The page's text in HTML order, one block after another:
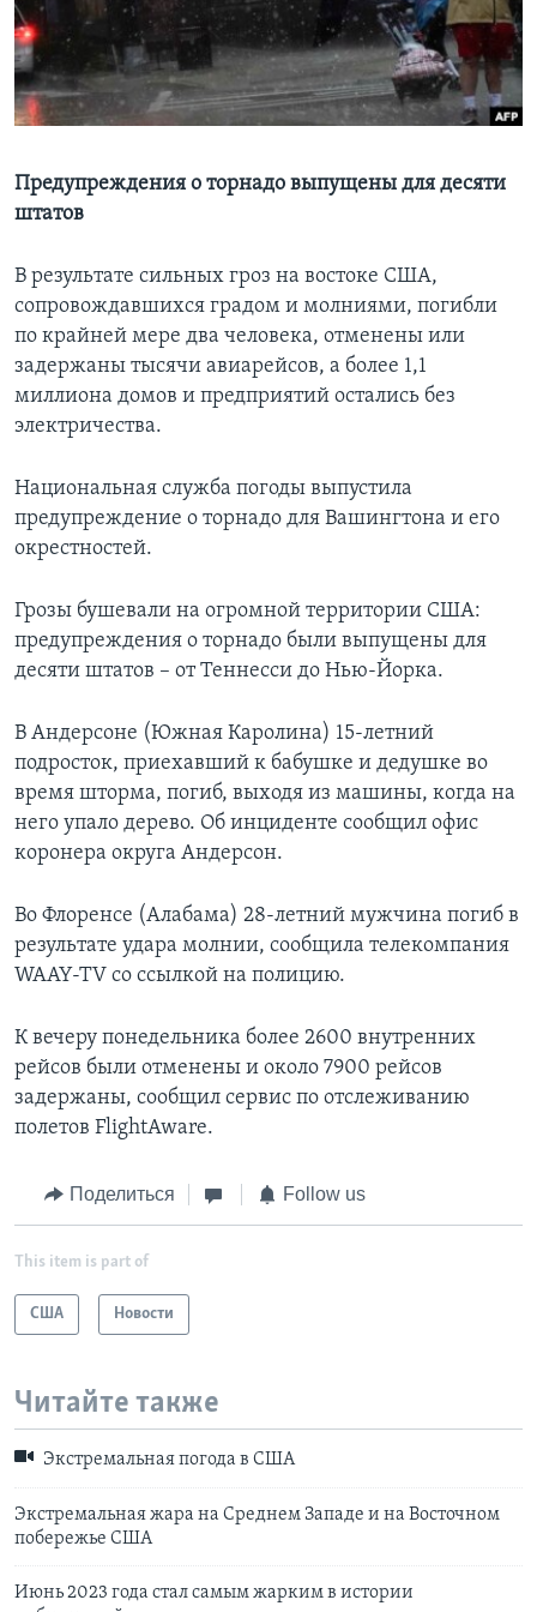
Learning English
СОЦИАЛЬНЫЕ СЕТИ
Языки
Предупреждения о торнадо выпущены для десяти
штатов
В результате сильных гроз на востоке США,
сопровождавшихся градом и молниями, погибли
по крайней мере два человека, отменены или
задержаны тысячи авиарейсов, а более 1,1
миллиона домов и предприятий остались без
электричества.
Национальная служба погоды выпустила
предупреждение о торнадо для Вашингтона и его
окрестностей.
Грозы бушевали на огромной территории США:
предупреждения о торнадо были выпущены для
десяти штатов – от Теннесси до Нью-Йорка.
В Андерсоне (Южная Каролина) 15-летний
подросток, приехавший к бабушке и дедушке во
время шторма, погиб, выходя из машины, когда на
него упало дерево. Об инциденте сообщил офис
коронера округа Андерсон.
Во Флоренсе (Алабама) 28-летний мужчина погиб в
результате удара молнии, сообщила телекомпания
WAAY-TV со ссылкой на полицию.
К вечеру понедельника более 2600 внутренних
рейсов были отменены и около 7900 рейсов
задержаны, сообщил сервис по отслеживанию
полетов FlightAware.
Поделиться Follow us
This item is part of
США Новости
Читайте также
Экстремальная погода в США
Экстремальная жара на Среднем Западе и на Восточном
побережье США
Июнь 2023 года стал самым жарким в истории